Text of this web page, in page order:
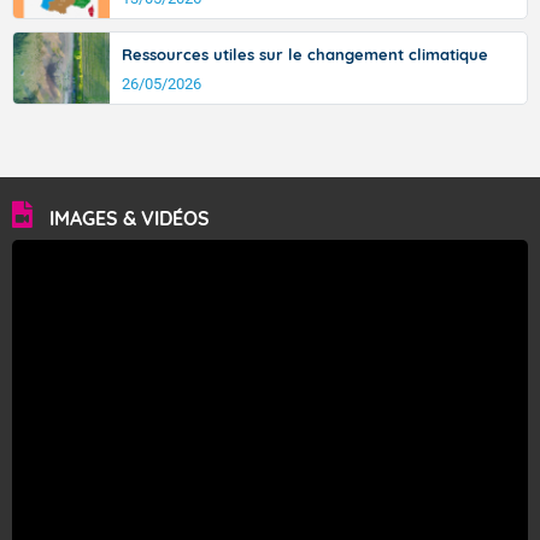
Ressources utiles sur le changement climatique
26/05/2026
IMAGES & VIDÉOS